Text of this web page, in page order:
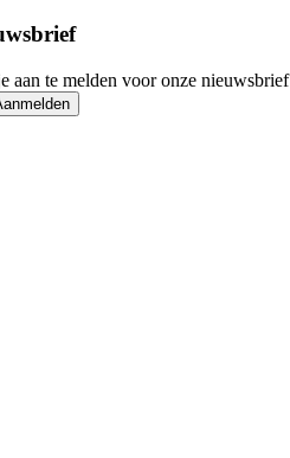
aan te melden voor onze nieuwsbrief